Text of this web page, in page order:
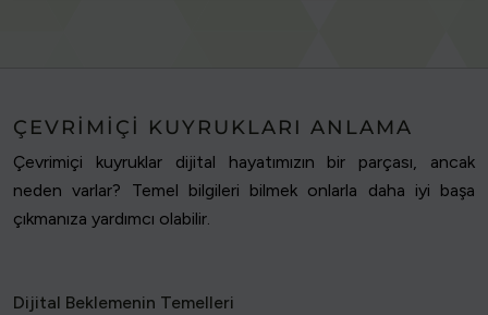
ÇEVRIMIÇI KUYRUKLARI ANLAMA
Çevrimiçi kuyruklar dijital hayatımızın bir parçası, ancak
neden varlar? Temel bilgileri bilmek onlarla daha iyi başa
çıkmanıza yardımcı olabilir.
Dijital Beklemenin Temelleri